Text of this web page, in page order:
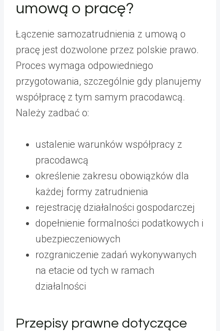
umową o pracę?
Łączenie samozatrudnienia z umową o
pracę jest dozwolone przez polskie prawo.
Proces wymaga odpowiedniego
przygotowania, szczególnie gdy planujemy
współpracę z tym samym pracodawcą.
Należy zadbać o:
ustalenie warunków współpracy z
pracodawcą
określenie zakresu obowiązków dla
każdej formy zatrudnienia
rejestrację działalności gospodarczej
dopełnienie formalności podatkowych i
ubezpieczeniowych
rozgraniczenie zadań wykonywanych
na etacie od tych w ramach
działalności
Przepisy prawne dotyczące